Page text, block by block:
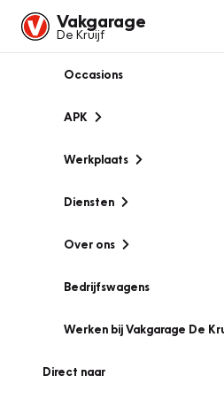
Vakgarage
De Kruijf
Occasions
APK
Werkplaats
Diensten
Over ons
Bedrijfswagens
Werken bij Vakgarage De
Direct naar